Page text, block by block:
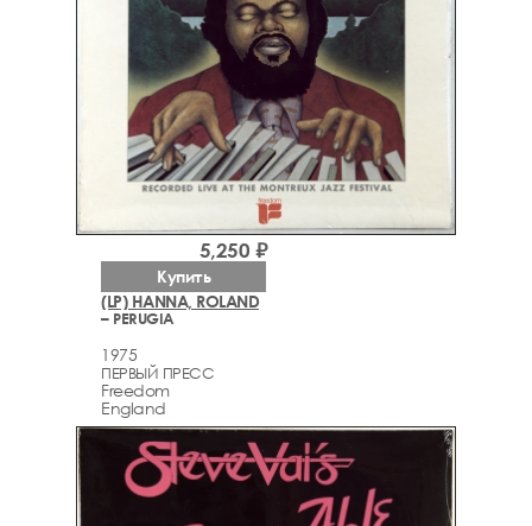
(LP) HANNA, ROLAND
– PERUGIA
1975
ПЕРВЫЙ ПРЕСС
Freedom
England
5,250 ₽
Купить